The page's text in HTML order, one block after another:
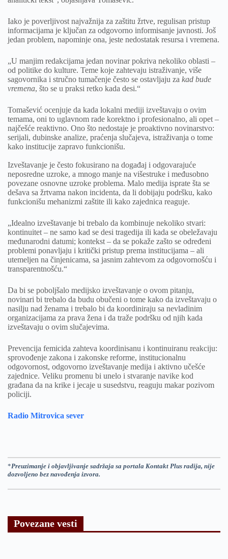
Iako je poverljivost najvažnija za zaštitu žrtve, regulisan pristup
informacijama je ključan za odgovorno informisanje javnosti. Još
jedan problem, napominje ona, jeste nedostatak resursa i vremena.
„U manjim redakcijama jedan novinar pokriva nekoliko oblasti –
od politike do kulture. Teme koje zahtevaju istraživanje, više
sagovornika i stručno tumačenje često se ostavljaju za kad bude
vremena, što se u praksi retko kada desi.“
Tomašević ocenjuje da kada lokalni mediji izveštavaju o ovim
temama, oni to uglavnom rade korektno i profesionalno, ali opet –
najčešće reaktivno. Ono što nedostaje je proaktivno novinarstvo:
serijali, dubinske analize, praćenja slučajeva, istraživanja o tome
kako institucije zapravo funkcionišu.
Izveštavanje je često fokusirano na događaj i odgovarajuće
neposredne uzroke, a mnogo manje na višestruke i međusobno
povezane osnovne uzroke problema. Malo medija isprate šta se
dešava sa žrtvama nakon incidenta, da li dobijaju podršku, kako
funkcionišu mehanizmi zaštite ili kako zajednica reaguje.
„Idealno izveštavanje bi trebalo da kombinuje nekoliko stvari:
kontinuitet – ne samo kad se desi tragedija ili kada se obeležavaju
međunarodni datumi; kontekst – da se pokaže zašto se određeni
problemi ponavljaju i kritički pristup prema institucijama – ali
utemeljen na činjenicama, sa jasnim zahtevom za odgovornošću i
transparentnošću.“
Da bi se poboljšalo medijsko izveštavanje o ovom pitanju,
novinari bi trebalo da budu obučeni o tome kako da izveštavaju o
nasilju nad ženama i trebalo bi da koordiniraju sa nevladinim
organizacijama za prava žena i da traže podršku od njih kada
izveštavaju o ovim slučajevima.
Prevencija femicida zahteva koordinisanu i kontinuiranu reakciju:
sprovođenje zakona i zakonske reforme, institucionalnu
odgovornost, odgovorno izveštavanje medija i aktivno učešće
zajednice. Veliku promenu bi unelo i stvaranje navike kod
građana da na krike i jecaje u susedstvu, reaguju makar pozivom
policiji.
Radio Mitrovica sever
*Preuzimanje i objavljivanje sadržaja sa portala Kontakt Plus radija, nije
dozvoljeno bez navođenja izvora.
Povezane vesti